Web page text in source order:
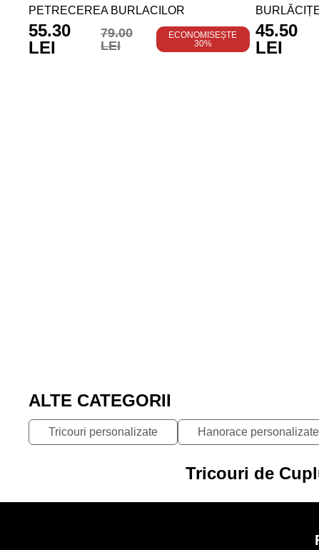
PETRECEREA BURLACILOR
55.30
LEI
79.00
LEI
ECONOMISEȘTE
30%
45.50
LEI
ALTE CATEGORII
Tricouri personalizate Hanorace personalizate
Tricouri de